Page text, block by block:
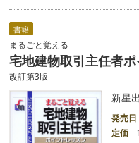
書籍
まるごと覚える
宅地建物取引主任者
改訂第3版
新星
発売日
定価